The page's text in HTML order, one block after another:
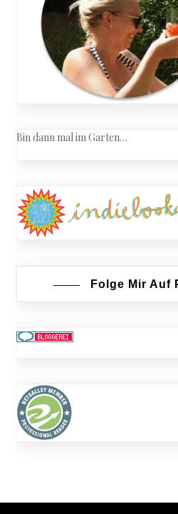
Bin dann mal im Garten…
Folge Mir Auf